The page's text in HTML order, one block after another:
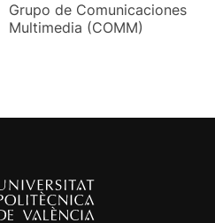
Grupo de Comunicaciones
Multimedia (COMM)